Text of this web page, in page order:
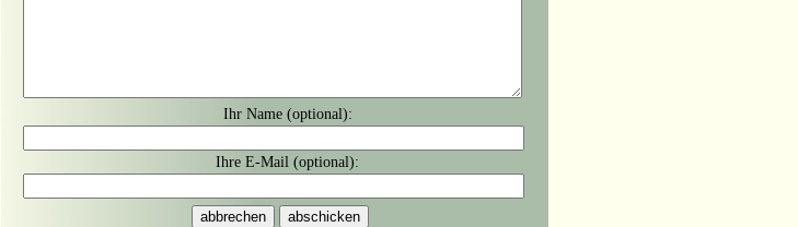
Ihr Name (optional):
Ihre E-Mail (optional):